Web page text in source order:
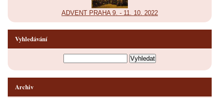
ADVENT PRAHA 9. - 11. 10. 2022
Vyhledávání
Archiv